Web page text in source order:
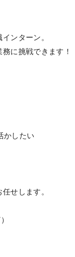
ンターン。
に挑戦できます！
かしたい
せします。